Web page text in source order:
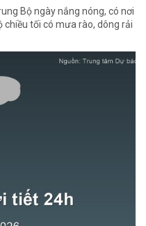
Bộ ngày nắng nóng, có nơi
chiều tối có mưa rào, dông rải